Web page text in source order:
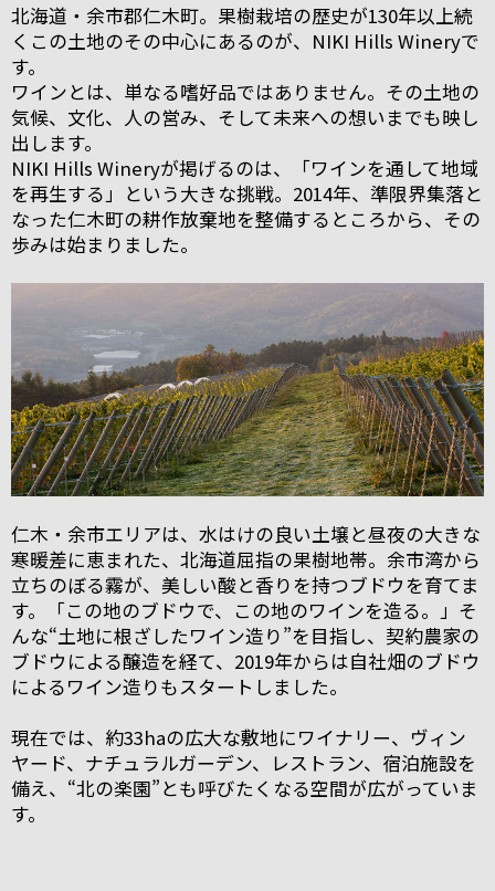
北海道・余市郡仁木町。果樹栽培の歴史が130年以上続
くこの土地のその中心にあるのが、NIKI Hills Wineryで
す。
ワインとは、単なる嗜好品ではありません。その土地の
気候、文化、人の営み、そして未来への想いまでも映し
出します。
NIKI Hills Wineryが掲げるのは、「ワインを通して地域
を再生する」という大きな挑戦。2014年、準限界集落と
なった仁木町の耕作放棄地を整備するところから、その
歩みは始まりました。
仁木・余市エリアは、水はけの良い土壌と昼夜の大きな
寒暖差に恵まれた、北海道屈指の果樹地帯。余市湾から
立ちのぼる霧が、美しい酸と香りを持つブドウを育てま
す。「この地のブドウで、この地のワインを造る。」そ
んな“土地に根ざしたワイン造り”を目指し、契約農家の
ブドウによる醸造を経て、2019年からは自社畑のブドウ
によるワイン造りもスタートしました。
現在では、約33haの広大な敷地にワイナリー、ヴィン
ヤード、ナチュラルガーデン、レストラン、宿泊施設を
備え、“北の楽園”とも呼びたくなる空間が広がっていま
す。